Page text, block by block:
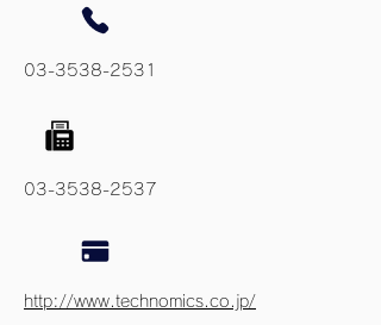
03-3538-2531
03-3538-2537
http://www.technomics.co.jp/